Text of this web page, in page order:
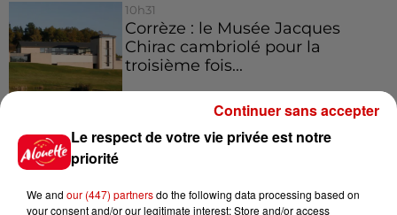
10h31
Corrèze : le Musée Jacques
Chirac cambriolé pour la
troisième fois...
Amel Bent en concert gratuit
Le respect de votre vie privée est notre
priorité
We and our (447) partnersdo the following data processing based on
your consent and/or our legitimate interest: Store and/or access
Continuer sans accepter